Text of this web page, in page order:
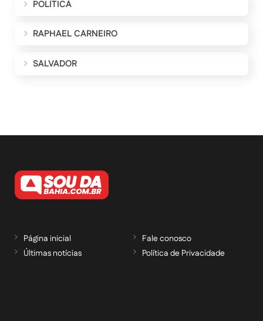
POLÍTICA
RAPHAEL CARNEIRO
SALVADOR
Página inicial
Últimas notícias
Fale conosco
Política de Privacidade